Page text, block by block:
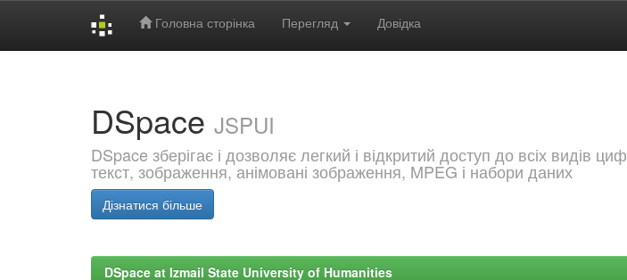
Головна сторінка Перегляд Довідка
DSpace JSPUI
DSpace зберігає і дозволяє легкий і відкритий доступ до всіх видів
текст, зображення, анімовані зображення, MPEG і набори даних
Дізнатися більше
DSpace at Izmail State University of Humanities